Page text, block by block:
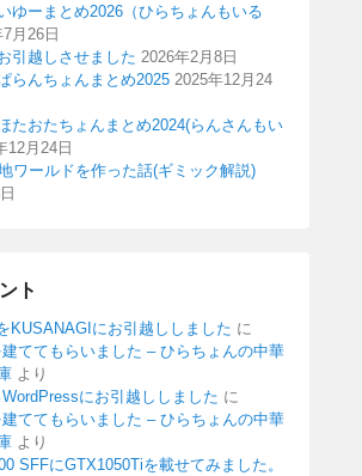
ゆーまとめ2026（ひらちょんもいる
月26日
引越しさせました 2026年2月8日
らんちょんまとめ2025 2025年12月24
たおたちょんまとめ2024(らんさんもい
12月24日
ワールドを作った話(ギミック解説)
ト
KUSANAGIにお引越ししました に
ててもらいました – ひらちょんの中華
より
にお引越ししました に
ててもらいました – ひらちょんの中華
より
SFFにGTX1050Tiを載せてみました。